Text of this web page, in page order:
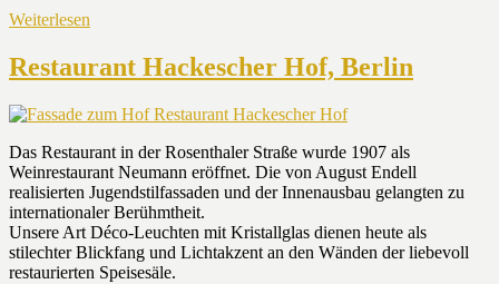
Weiterlesen
Restaurant Hackescher Hof, Berlin
Das Restaurant in der Rosenthaler Straße wurde 1907 als
Weinrestaurant Neumann eröffnet. Die von August Endell
realisierten Jugendstilfassaden und der Innenausbau gelangten zu
internationaler Berühmtheit.
Unsere Art Déco-Leuchten mit Kristallglas dienen heute als
stilechter Blickfang und Lichtakzent an den Wänden der liebevoll
restaurierten Speisesäle.